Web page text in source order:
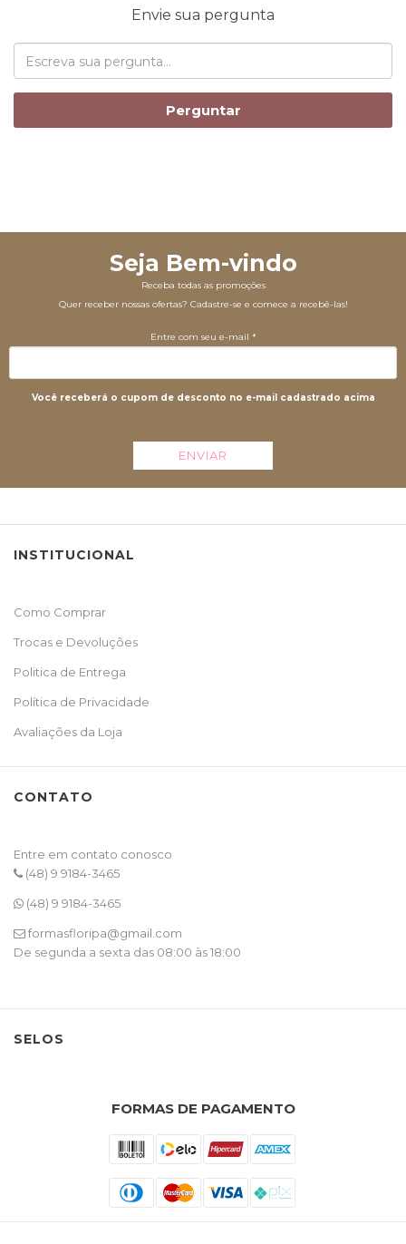
Envie sua pergunta
Perguntar
Seja Bem-vindo
Receba todas as promoções
Quer receber nossas ofertas? Cadastre-se e comece a recebê-las!
Entre com seu e-mail *
Você receberá o cupom de desconto no e-mail cadastrado acima
ENVIAR
INSTITUCIONAL
Como Comprar
Trocas e Devoluções
Politica de Entrega
Política de Privacidade
Avaliações da Loja
CONTATO
Entre em contato conosco
(48) 9 9184-3465
(48) 9 9184-3465
formasfloripa@gmail.com
De segunda a sexta das 08:00 às 18:00
SELOS
FORMAS DE PAGAMENTO